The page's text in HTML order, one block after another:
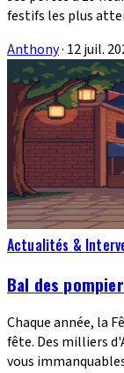
festifs les plus
Anthony· 12 juil.
Actualités &
Bal des
Chaque année, la
fête. Des milliers
vous